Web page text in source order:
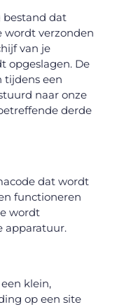
bestand dat
wordt verzonden
van je
opgeslagen. De
tijdens een
naar onze
derde
dat wordt
functioneren
wordt
apparatuur.
klein,
op een site